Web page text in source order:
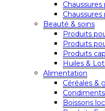
Beauté & soins
Produits
Produits
Produits
Huiles &
Alimentation
Céréales &
Boissons